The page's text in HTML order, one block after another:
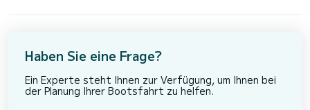
Haben Sie eine Frage?
Ein Experte steht Ihnen zur Verfügung, um Ihnen bei
der Planung Ihrer Bootsfahrt zu helfen.